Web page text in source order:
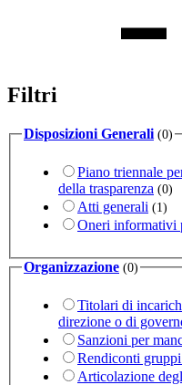
Filtri
Disposizioni Generali (0)
Piano triennale
della trasparenza (0)
Atti generali (1)
Oneri informativi
Organizzazione (0)
Titolari di
direzione o di
Sanzioni per
Rendiconti
Articolazione